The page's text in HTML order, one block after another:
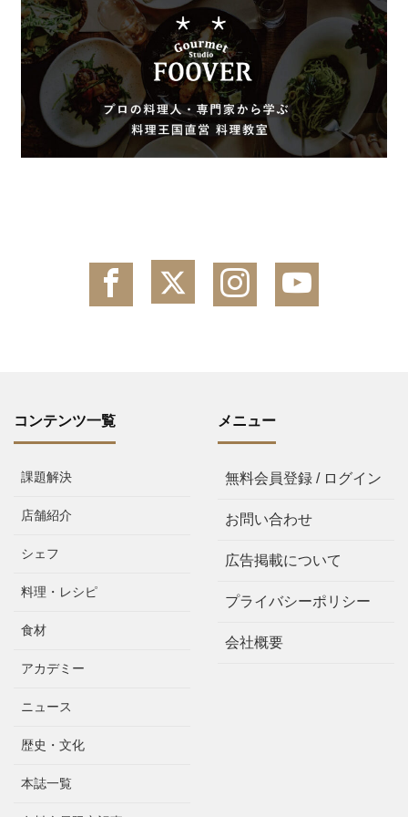
コンテンツ一覧
課題解決
店舗紹介
シェフ
料理・レシピ
食材
アカデミー
ニュース
歴史・文化
本誌一覧
メニュー
無料会員登録 / ログイン
お問い合わせ
広告掲載について
プライバシーポリシー
会社概要